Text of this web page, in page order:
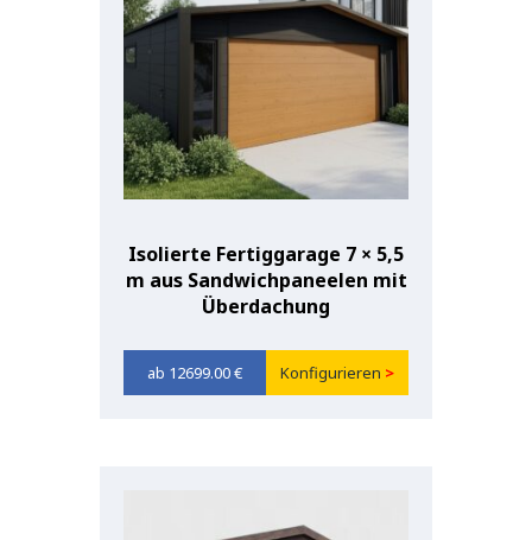
Isolierte Fertiggarage 7 × 5,5
m aus Sandwichpaneelen mit
Überdachung
12699.00€ Konfigurieren